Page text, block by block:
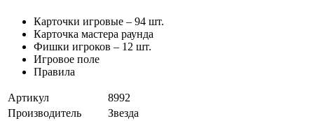
Карточки игровые – 94 шт.
Карточка мастера раунда
Фишки игроков – 12 шт.
Игровое поле
Правила
Артикул
8992
Производитель
Звезда